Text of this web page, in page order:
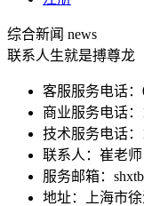
综合新闻 news
联系人生就是搏尊龙
客服服务电话：
商业服务电话：
技术服务电话：
联系人：崔老师
服务邮箱：
地址：上海市